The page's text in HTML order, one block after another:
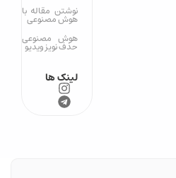
نوشتن مقاله با
هوش مصنوعی
هوش مصنوعی
حذف نویز ویدیو
لینک ها